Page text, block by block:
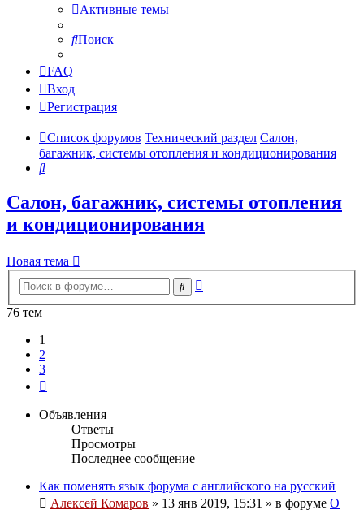
Активные темы
Поиск
FAQ
Вход
Регистрация
Список форумов Технический раздел Салон,
багажник, системы отопления и кондиционирования
Поиск
Салон, багажник, системы отопления
и кондиционирования
Новая тема
Поиск
76 тем
1
2
3
Объявления
Ответы
Просмотры
Последнее сообщение
Как поменять язык форума с английского на русский
Алексей Комаров » 13 янв 2019, 15:31 » в форуме О